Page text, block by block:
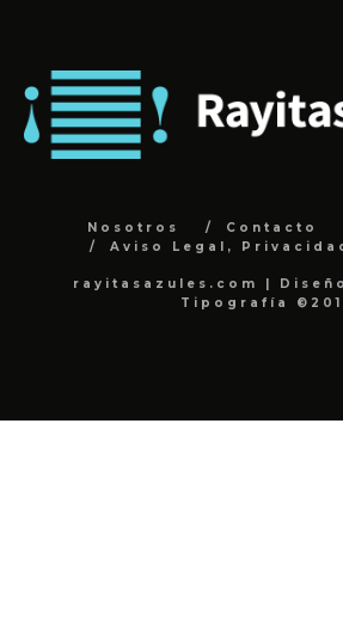
Nosotros Contacto
Aviso Legal,
rayitasazules.com |
Tipografía